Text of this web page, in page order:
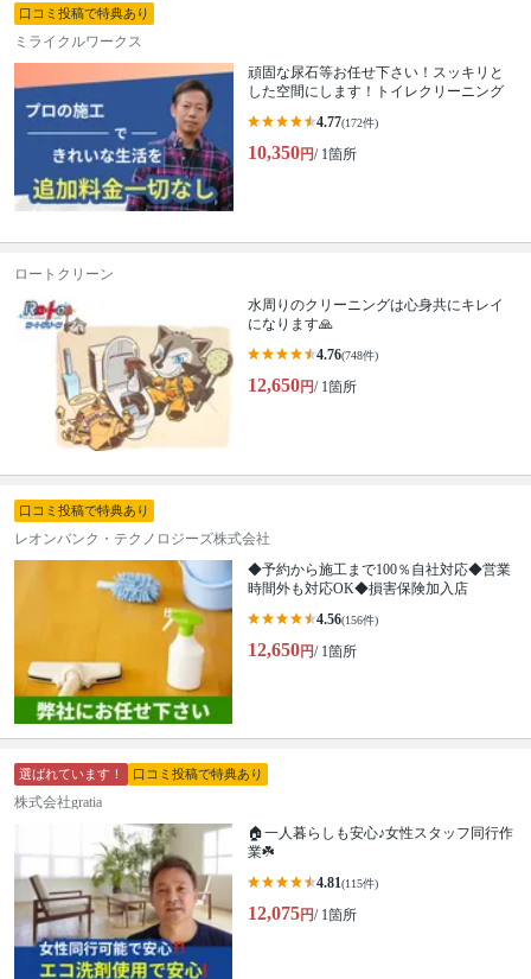
口コミ投稿で特典あり
ミライクルワークス
頑固な尿石等お任せ下さい！スッキリと
した空間にします！トイレクリーニング
4.77(172件)
10,350円/ 1箇所
ロートクリーン
水周りのクリーニングは心身共にキレイ
になります🙏
4.76(748件)
12,650円/ 1箇所
口コミ投稿で特典あり
レオンバンク・テクノロジーズ株式会社
◆予約から施工まで100％自社対応◆営業
時間外も対応OK◆損害保険加入店
4.56(156件)
12,650円/ 1箇所
選ばれています！ 口コミ投稿で特典あり
株式会社gratia
🏠一人暮らしも安心♪女性スタッフ同行作
業☘️
4.81(115件)
12,075円/ 1箇所